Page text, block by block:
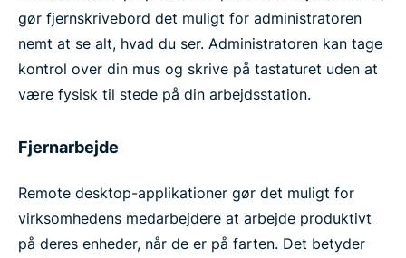
gør fjernskrivebord det muligt for administratoren
nemt at se alt, hvad du ser. Administratoren kan tage
kontrol over din mus og skrive på tastaturet uden at
være fysisk til stede på din arbejdsstation.
Fjernarbejde
Remote desktop-applikationer gør det muligt for
virksomhedens medarbejdere at arbejde produktivt
på deres enheder, når de er på farten. Det betyder